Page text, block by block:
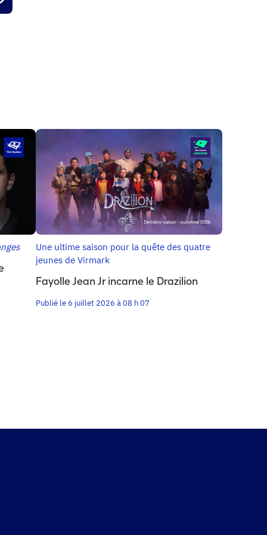
Une ultime saison pour la quête des quatre
jeunes de Virmark
Fayolle Jean Jr incarne le Drazilion
Publié le 6 juillet 2026 à 08 h 07